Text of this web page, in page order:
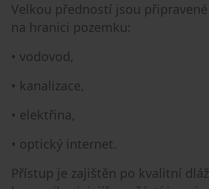
Velkou předností jsou
na hranici pozemku:
• vodovod,
• kanalizace,
• elektřina,
• optický internet.
Přístup je zajištěn po kvalitní